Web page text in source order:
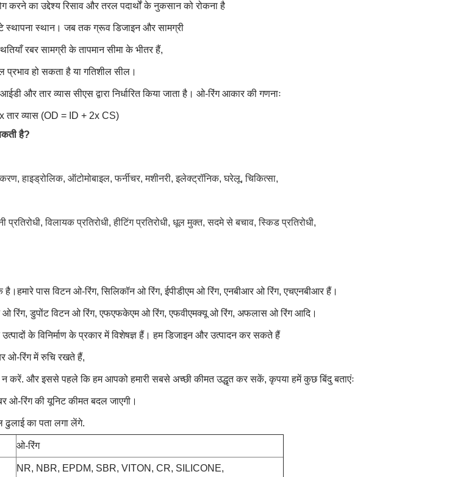
करने का उद्देश्य रिसाव और तरल पदार्थों के नुकसान को रोकना है
स्थापना स्थान। जब तक ग्रूव डिजाइन और सामग्री
रबर सामग्री के तापमान सीमा के भीतर हैं,
प्रभाव हो सकता है या गतिशील सील।
और तार व्यास सीएस द्वारा निर्धारित किया जाता है। ओ-रिंग आकार की गणनाः
तार व्यास (OD = ID + 2x CS)
है?
हाइड्रोलिक, ऑटोमोबाइल, फर्नीचर, मशीनरी, इलेक्ट्रॉनिक, घरेलू, चिकित्सा,
विलायक प्रतिरोधी, हीटिंग प्रतिरोधी, धूल मुक्त, सदमे से बचाव, स्किड प्रतिरोधी,
है।हमारे पास विटन ओ-रिंग, सिलिकॉन ओ रिंग, ईपीडीएम ओ रिंग, एनबीआर ओ रिंग, एचएनबीआर हैं।
ओ रिंग, डुपोंट विटन ओ रिंग, एफएफकेएम ओ रिंग, एफवीएमक्यू ओ रिंग, अफलास ओ रिंग आदि।
के विनिर्माण के प्रकार में विशेषज्ञ हैं। हम डिजाइन और उत्पादन कर सकते हैं
ओ-रिंग में रुचि रखते हैं,
करें. और इससे पहले कि हम आपको हमारी सबसे अच्छी कीमत उद्धृत कर सकें, कृपया हमें कुछ बिंदु बताएंः
ओ-रिंग की यूनिट कीमत बदल जाएगी।
का पता लगा लेंगे.
ओ-रिंग
NR, NBR, EPDM, SBR, VITON, CR, SILICONE,